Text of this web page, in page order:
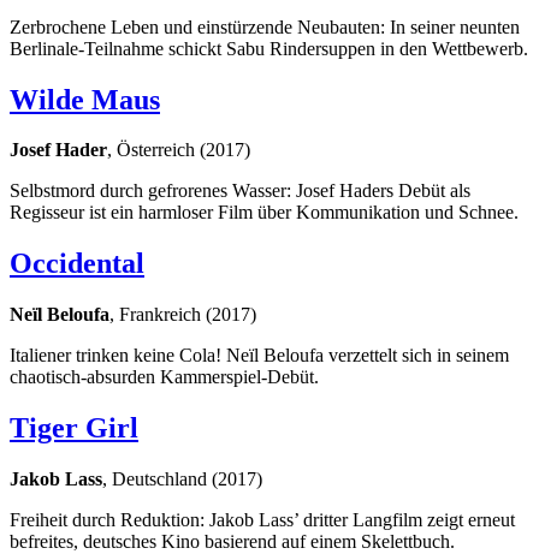
Zerbrochene Leben und einstürzende Neubauten: In seiner neunten
Berlinale-Teilnahme schickt Sabu Rindersuppen in den Wettbewerb.
Wilde Maus
Josef Hader, Österreich (2017)
Selbstmord durch gefrorenes Wasser: Josef Haders Debüt als
Regisseur ist ein harmloser Film über Kommunikation und Schnee.
Occidental
Neïl Beloufa, Frankreich (2017)
Italiener trinken keine Cola! Neïl Beloufa verzettelt sich in seinem
chaotisch-absurden Kammerspiel-Debüt.
Tiger Girl
Jakob Lass, Deutschland (2017)
Freiheit durch Reduktion: Jakob Lass’ dritter Langfilm zeigt erneut
befreites, deutsches Kino basierend auf einem Skelettbuch.